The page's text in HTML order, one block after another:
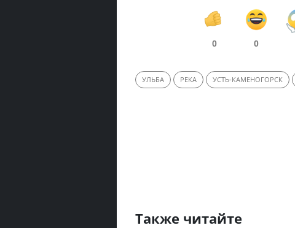
0 0
УЛЬБА РЕКА УСТЬ-КАМЕНОГОРСК
Также читайте